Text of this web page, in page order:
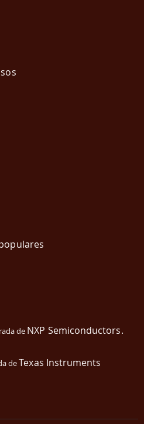
de NXP Semiconductors.
deTexas Instruments